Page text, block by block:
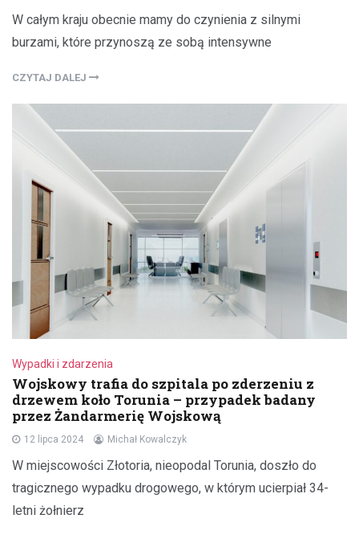
W całym kraju obecnie mamy do czynienia z silnymi
burzami, które przynoszą ze sobą intensywne
CZYTAJ DALEJ
Wypadki i zdarzenia
Wojskowy trafia do szpitala po zderzeniu z
drzewem koło Torunia – przypadek badany
przez Żandarmerię Wojskową
12 lipca 2024 Michał Kowalczyk
W miejscowości Złotoria, nieopodal Torunia, doszło do
tragicznego wypadku drogowego, w którym ucierpiał 34-
letni żołnierz